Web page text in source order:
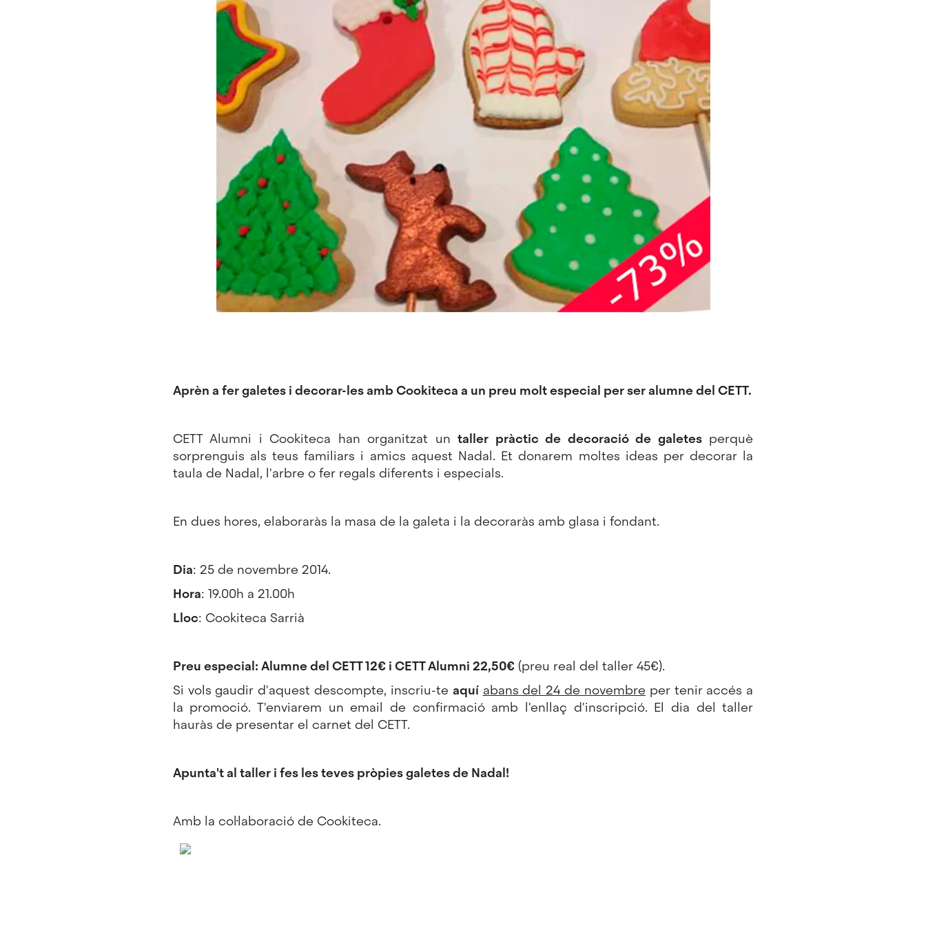
Aprèn a fer galetes i decorar-les amb Cookiteca a un preu molt especial per ser alumne del CETT.
CETT Alumni i Cookiteca han organitzat untaller pràctic de decoració de galetesperquè
sorprenguis als teus familiars i amics aquest Nadal. Et donarem moltes ideas per decorar la
taula de Nadal, l'arbre o fer regals diferents i especials.
En dues hores, elaboraràs la masa de la galeta i la decoraràs amb glasa i fondant.
Dia: 25 de novembre 2014.
Hora: 19.00h a 21.00h
Lloc: Cookiteca Sarrià
Preu especial: Alumne del CETT 12€ i CETT Alumni 22,50€ (preu real del taller 45€).
Si vols gaudir d'aquest descompte, inscriu-te aquí abans del 24 de novembreper tenir accés a
la promoció. T'enviarem un email de confirmació amb l'enllaç d'inscripció. El dia del taller
hauràs de presentar el carnet del CETT.
Apunta't al taller i fes les teves pròpies galetes de Nadal!
Amb la col·laboració de Cookiteca.